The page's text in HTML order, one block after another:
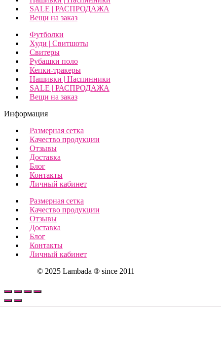
SALE | РАСПРОДАЖА
Вещи на заказ
Футболки
Худи | Свитшоты
Свитеры
Рубашки поло
Кепки-тракеры
Нашивки | Наспинники
SALE | РАСПРОДАЖА
Вещи на заказ
Информация
Размерная сетка
Качество продукции
Отзывы
Доставка
Блог
Контакты
Личный кабинет
Размерная сетка
Качество продукции
Отзывы
Доставка
Блог
Контакты
Личный кабинет
© 2025 Lambada ® since 2011